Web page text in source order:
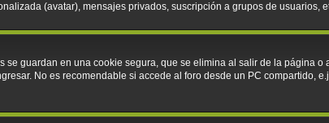
(avatar), mensajes privados, suscripción a grupos de usuarios,
se guardan en una cookie segura, que se elimina al salir de la página
No es recomendable si accede al foro desde un PC compartido,